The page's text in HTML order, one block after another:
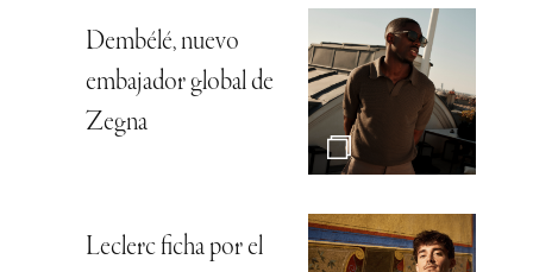
Dembélé, nuevo
embajador global de
Zegna
Leclerc ficha por el